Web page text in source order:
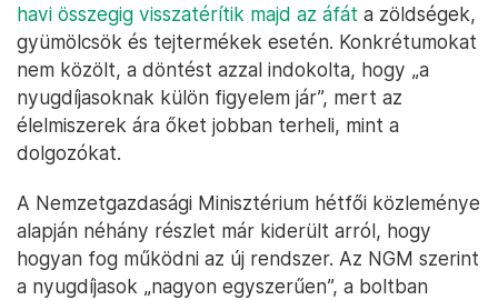
havi összegig visszatérítik majd az áfát a zöldségek,
gyümölcsök és tejtermékek esetén. Konkrétumokat
nem közölt, a döntést azzal indokolta, hogy „a
nyugdíjasoknak külön figyelem jár”, mert az
élelmiszerek ára őket jobban terheli, mint a
dolgozókat.
A Nemzetgazdasági Minisztérium hétfői közleménye
alapján néhány részlet már kiderült arról, hogy
hogyan fog működni az új rendszer. Az NGM szerint
a nyugdíjasok „nagyon egyszerűen”, a boltban